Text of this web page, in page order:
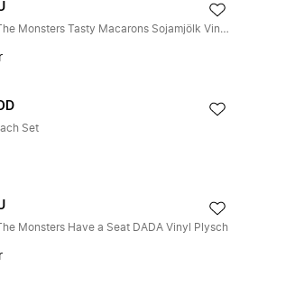
Labubu The Monsters Tasty Macarons Sojamjölk Vinyl Plyschhänge
Set
Monsters Have a Seat DADA Vinyl Plysch